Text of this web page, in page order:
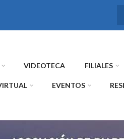
VIDEOTECA FILIALES
EVENTOS